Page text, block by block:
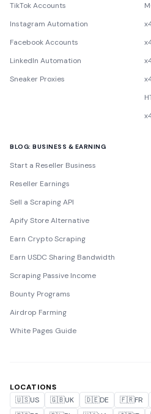
TikTok Accounts
Instagram Automation
Facebook Accounts
LinkedIn Automation
Sneaker Proxies
BLOG: BUSINESS & EARNING
Start a Reseller Business
Reseller Earnings
Sell a Scraping API
Apify Store Alternative
Earn Crypto Scraping
Earn USDC Sharing Bandwidth
Scraping Passive Income
Bounty Programs
Airdrop Farming
White Pages Guide
LOCATIONS
🇺🇸US 🇬🇧UK 🇩🇪DE 🇫🇷FR